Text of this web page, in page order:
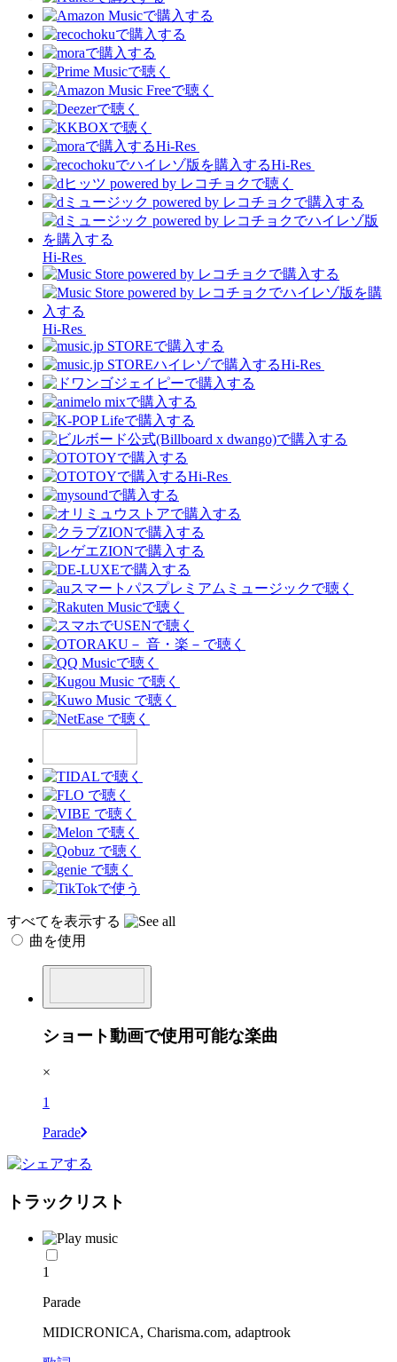
Hi-Res
Hi-Res
Hi-Res
Hi-Res
Hi-Res
Hi-Res
すべてを表示する
曲を使用
ショート動画で使用可能な楽曲
×
1
Parade
トラックリスト
1
Parade
MIDICRONICA, Charisma.com, adaptrook